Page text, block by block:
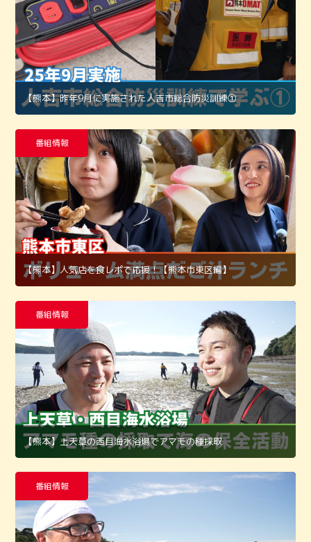
【熊本】昨年9月に実施された人吉市総合防災訓練①
番組情報
【熊本】人気店を食レポで応援！【熊本市東区編】
番組情報
【熊本】上天草の西目海水浴場でアマモの種採取
番組情報